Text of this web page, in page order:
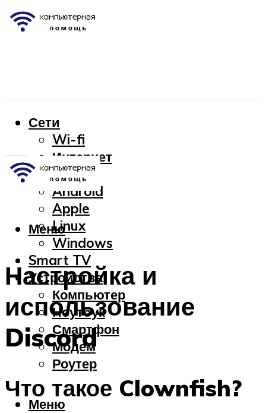
Сети
Wi-fi
Интернет
OC
Android
Apple
Linux
Windows
Smart TV
Устройства
Компьютер
Ноутбук
Смартфон
Модем
Роутер
Меню
Меню
Настройка и
использование
Discord
Что такое Clownfish?